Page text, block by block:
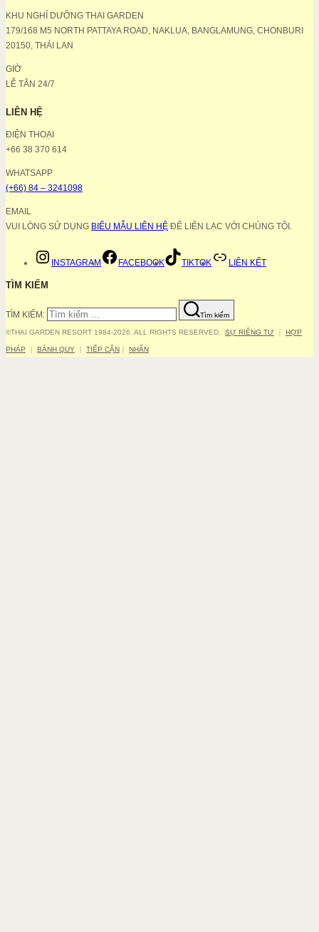
KHU NGHỈ DƯỠNG THAI GARDEN
179/168 M5 NORTH PATTAYA ROAD, NAKLUA, BANGLAMUNG, CHONBURI
20150, THÁI LAN
GIỜ
LỄ TÂN 24/7
LIÊN HỆ
ĐIỆN THOẠI
+66 38 370 614
WHATSAPP
(+66) 84 – 3241098
EMAIL
VUI LÒNG SỬ DỤNG BIỂU MẪU LIÊN HỆ ĐỂ LIÊN LẠC VỚI CHÚNG TÔI.
INSTAGRAM FACEBOOK TIKTOK LIÊN KẾT
TÌM KIẾM
TÌM KIẾM: Tìm kiếm
©THAI GARDEN RESORT 1984-2026. ALL RIGHTS RESERVED. SỰ RIÊNG TƯ HỢP
PHÁP BÁNH QUY TIẾP CẬN NHẤN